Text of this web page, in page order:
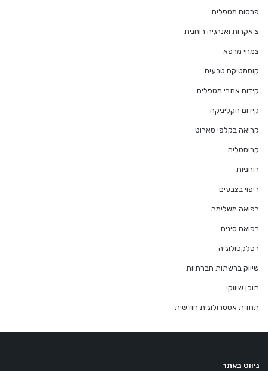
פרסום מטפלים
צ'אקרות ואנרגיה רוחנית
צמחי מרפא
קוסמטיקה טבעית
קידום אתרי מטפלים
קידום הקליניקה
קריאה בקלפי טארוט
קריסטלים
רוחניות
ריפוי בצבעים
רפואה משלימה
רפואה סינית
רפלקסולוגיה
שיווק ברשתות חברתיות
תוכן שיווקי
תחזית אסטרולוגית חודשית
ניווט באתר